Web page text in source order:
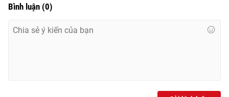
Đài Truyền hình Việt Nam
Bình luận (0)